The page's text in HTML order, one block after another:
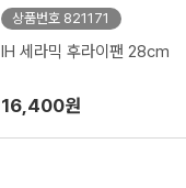
상품번호 821171
IH 세라믹 후라이팬 28cm
16,400원